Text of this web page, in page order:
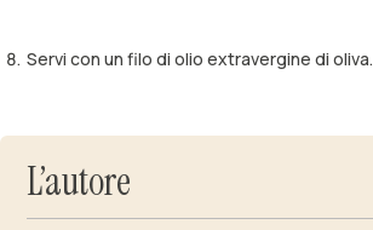
Servi con un filo di olio extravergine di oliva.
L’autore